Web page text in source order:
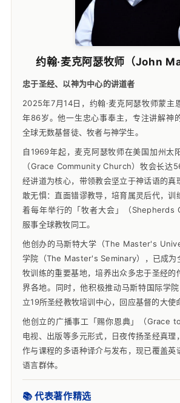
约翰·麦克阿瑟牧师（John
忠于圣经、以神为中心的讲道者
2025年7月14日，约翰·麦克阿瑟牧师蒙主
年86岁。他一生忠心事奉主，专注讲解神
全球无数基督徒、牧者与神学生。
自1969年起，麦克阿瑟牧师在美国加州太
（Grace Community Church）牧会长达
经讲道为核心，带领教会坚立于神话语的真
敢无惧：直面错谬教导，培育属灵后代，训
着每年举行的「牧者大会」（Shepherds
服事全球教牧同工。
他创办的马斯特大学（The Master's
学院（The Master's Seminary），已成为
牧训练的重要基地，培养出众多忠于圣经的
界各地。同时，他积极推动马斯特国际学
立19所圣经教牧培训中心，回应基督的大使
他创立的广播事工「赐你恩典」（Grace
电视、出版等多元形式，日夜传扬圣经真理
作与课程的多语种译介与发布，现已覆盖英
语言群体。
📚 代表著作精选